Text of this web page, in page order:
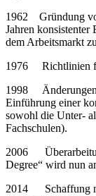
1962 Gründung
Jahren konsistenter
dem Arbeitsmarkt
1976 Richtlinien
1998 Änderungen
Einführung einer
sowohl die Unter-
Fachschulen).
2006
Degree“ wird nun
2014 Schaffung